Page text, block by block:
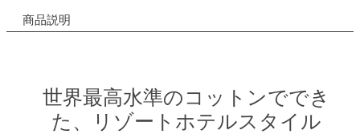
商品説明
世界最高水準のコットンででき
た、リゾートホテルスタイル